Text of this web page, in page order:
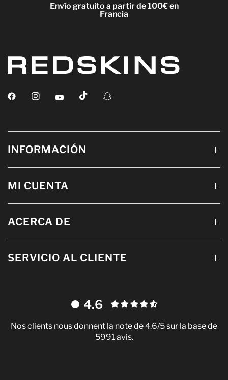
Envío gratuito a partir de 100€ en
Francia
INFORMACIÓN
MI CUENTA
ACERCA DE
SERVICIO AL CLIENTE
4.6
Nos clients nous donnent la note de 4.6/5 sur la base de
5991 avis.